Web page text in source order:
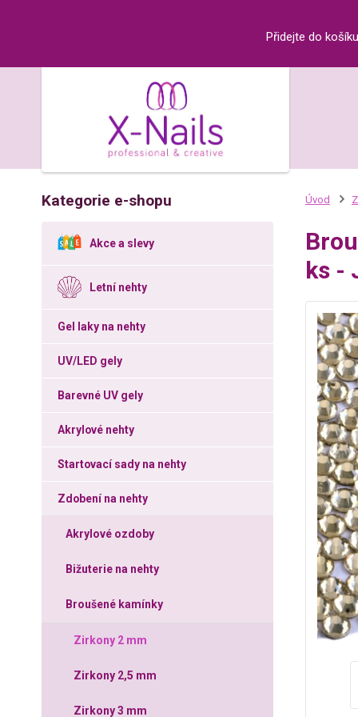
Přidejte do
Kategorie e-shopu
Akce a slevy
Letní nehty
Gel laky na nehty
UV/LED gely
Barevné UV gely
Akrylové nehty
Startovací sady na nehty
Zdobení na nehty
Akrylové ozdoby
Bižuterie na nehty
Broušené kamínky
Zirkony 2 mm
Zirkony 2,5 mm
Zirkony 3 mm
Úvod
ks -